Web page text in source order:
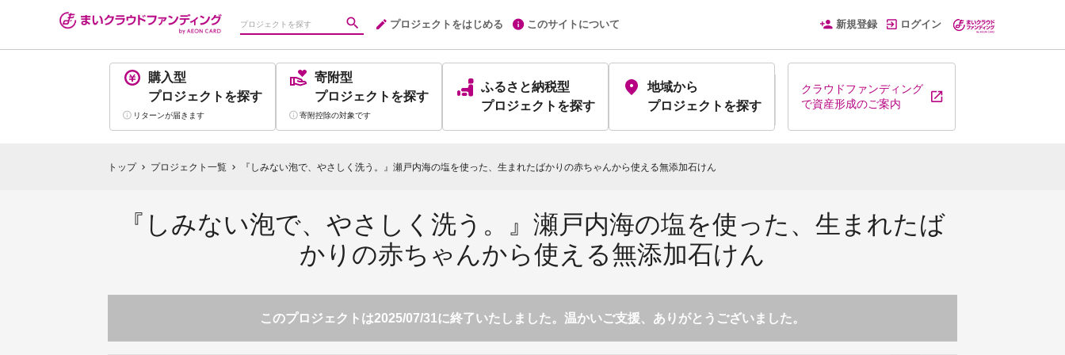
プロジェクトをはじめる このサイトについて 新規登録 ログイン
購入型
プロジェクト を探す
リターンが届きます
寄附型
プロジェクト を探す
寄附控除の対象です
ふるさと納税型
プロジェクト を探す
地域から
プロジェクトを探す
クラウドファンディング
で資産形成のご案内
トップ chevron_right プロジェクト一覧 chevron_right 『しみない泡で、やさしく洗う。』瀬戸内海の塩を使った、生まれたばかりの赤ちゃんから使える無添加石けん
『しみない泡で、やさしく洗う。』瀬戸内海の塩を使った、生まれたば
かりの赤ちゃんから使える無添加石けん
このプロジェクトは2025/07/31に終了いたしました。温かいご支援、ありがとうございました。